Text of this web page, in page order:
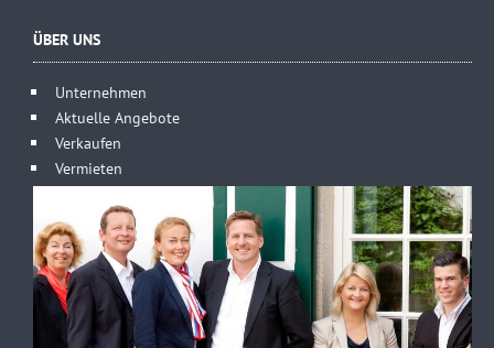
ÜBER UNS
Unternehmen
Aktuelle Angebote
Verkaufen
Vermieten